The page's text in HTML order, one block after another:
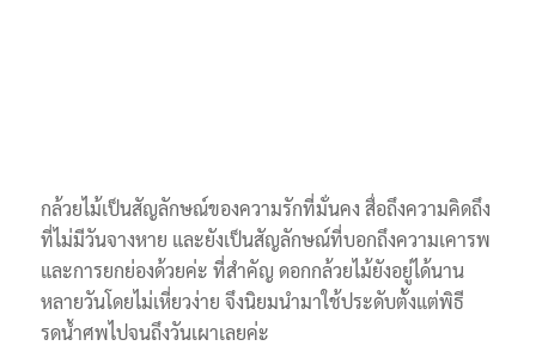
กล้วยไม้เป็นสัญลักษณ์ของความรักที่มั่นคง สื่อถึงความคิดถึง
ที่ไม่มีวันจางหาย และยังเป็นสัญลักษณ์ที่บอกถึงความเคารพ
และการยกย่องด้วยค่ะ ที่สำคัญ ดอกกล้วยไม้ยังอยู่ได้นาน
หลายวันโดยไม่เหี่ยวง่าย จึงนิยมนำมาใช้ประดับตั้งแต่พิธี
รดน้ำศพไปจนถึงวันเผาเลยค่ะ